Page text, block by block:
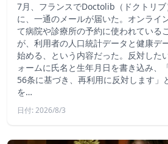
7月、フランスでDoctolib（ドクトリブ
に、一通のメールが届いた。オンライ
て病院や診療所の予約に使われている
が、利用者の人口統計データと健康デ
始める、という内容だった。反対した
ォームに氏名と生年月日を書き込み、
56条に基づき、再利用に反対します」
を…
日付: 2026/8/3